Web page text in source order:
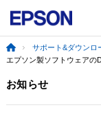
サポート&ダウンロ
エプソン製ソフトウェアの
お知らせ